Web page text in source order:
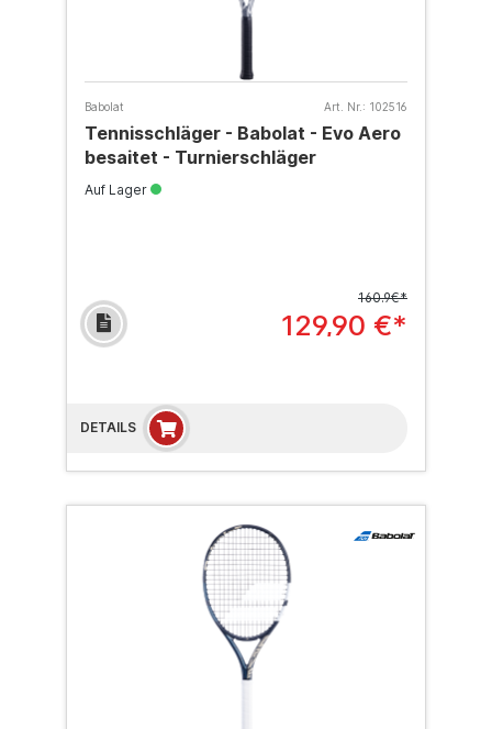
Babolat Art. Nr.: 102516
Tennisschläger - Babolat - Evo Aero
besaitet - Turnierschläger
Auf Lager
160.9€*
129,90 €*
DETAILS